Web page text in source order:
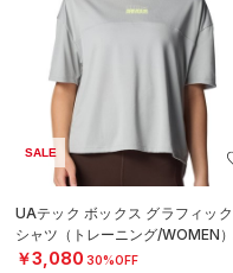
SALE
UAテック ボックス グラフィッ
シャツ（トレーニング/WOMEN）
￥3,080 30%OFF